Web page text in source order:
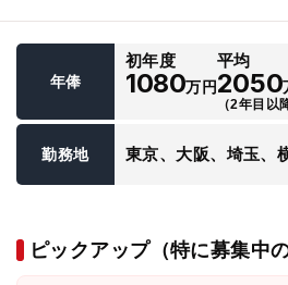
年俸
初年度
1080万円
平均
2050
（2年目以
勤務地 東京、大阪、埼玉、
ピックアップ（特に募集中の